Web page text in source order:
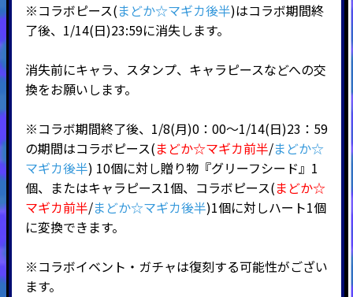
※コラボピース(まどか☆マギカ後半)はコラボ期間終
了後、1/14(日)23:59に消失します。
消失前にキャラ、スタンプ、キャラピースなどへの交
換をお願いします。
※コラボ期間終了後、1/8(月)0：00～1/14(日)23：59
の期間はコラボピース(まどか☆マギカ前半/まどか☆
マギカ後半) 10個に対し贈り物『グリーフシード』1
個、またはキャラピース1個、コラボピース(まどか☆
マギカ前半/まどか☆マギカ後半)1個に対しハート1個
に変換できます。
※コラボイベント・ガチャは復刻する可能性がござい
ます。